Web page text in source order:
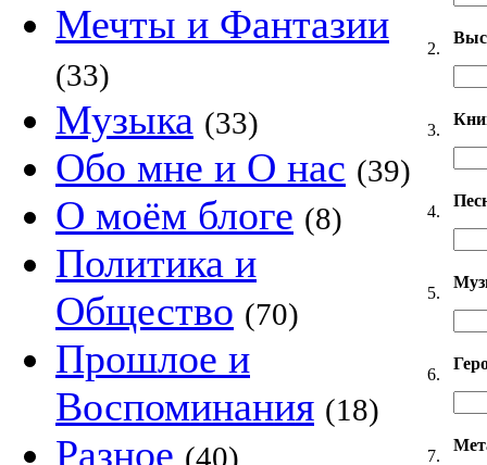
Мечты и Фантазии
(33)
Музыка (33)
Обо мне и О нас (39)
О моём блоге (8)
Политика и
Общество (70)
Прошлое и
Воспоминания (18)
Разное (40)
2.
3.
4.
5.
6.
7.